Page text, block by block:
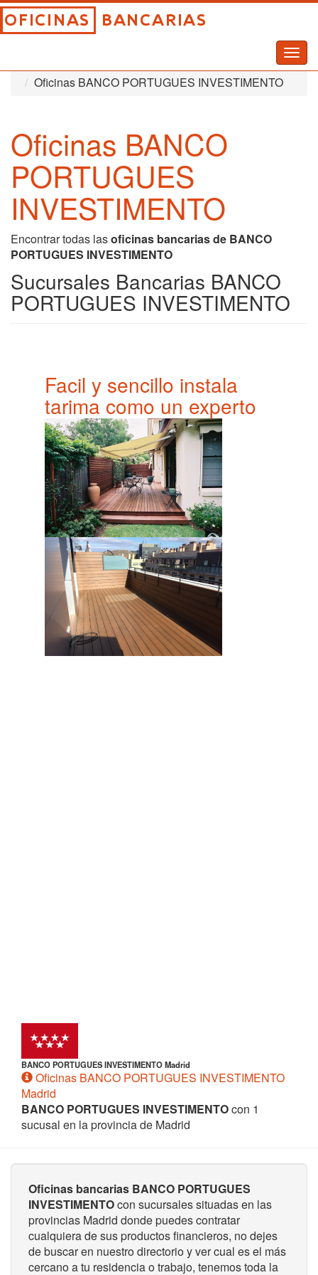
Inicio
Oficinas Bancarias
Oficinas BANCO PORTUGUES INVESTIMENTO
Oficinas BANCO
PORTUGUES
INVESTIMENTO
Encontrar todas lasoficinas bancarias de BANCO
PORTUGUES INVESTIMENTO
Sucursales Bancarias BANCO
PORTUGUES INVESTIMENTO
Facil y sencillo instala
tarima como un experto
BANCO PORTUGUES INVESTIMENTO Madrid
Oficinas BANCO PORTUGUES INVESTIMENTO
Madrid
BANCO PORTUGUES INVESTIMENTOcon 1
sucusal en la provincia de Madrid
Oficinas bancarias BANCO PORTUGUES
INVESTIMENTOcon sucursales situadas en las
provincias Madrid donde puedes contratar
cualquiera de sus productos financieros, no dejes
de buscar en nuestro directorio y ver cual es el más
cercano a tu residencia o trabajo, tenemos toda la